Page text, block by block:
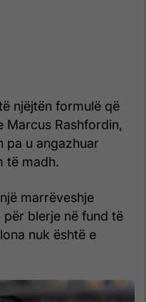
njëjtën formulë që
Marcus Rashfordin,
pa u angazhuar
të madh.
marrëveshje
blerje në fund të
nuk është e